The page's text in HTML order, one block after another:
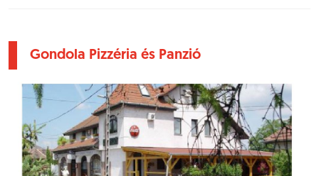
Gondola Pizzéria és Panzió